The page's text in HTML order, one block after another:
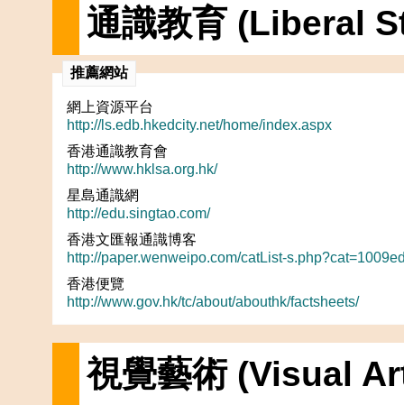
通識教育 (Liberal
推薦網站
網上資源平台
http://ls.edb.hkedcity.net/home/index.aspx
香港通識教育會
http://www.hklsa.org.hk/
星島通識網
http://edu.singtao.com/
香港文匯報通識博客
http://paper.wenweipo.com/catList-
香港便覽
http://www.gov.hk/tc/about/abouthk/factsheets/
視覺藝術 (Visual